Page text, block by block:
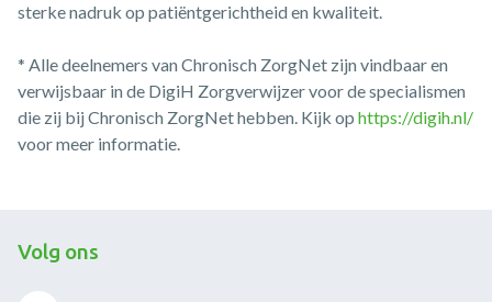
sterke nadruk op patiëntgerichtheid en kwaliteit.
* Alle deelnemers van Chronisch ZorgNet zijn vindbaar en
verwijsbaar in de DigiH Zorgverwijzer voor de specialismen
die zij bij Chronisch ZorgNet hebben. Kijk op https://digih.nl/
voor meer informatie.
Volg ons